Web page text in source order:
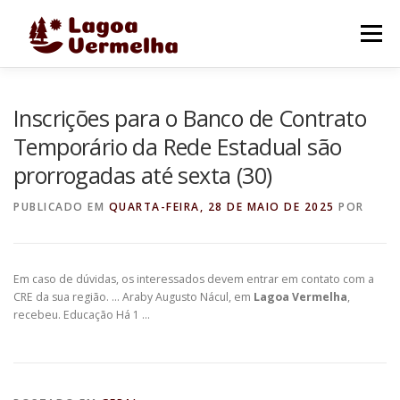
Menu
FALE CONOSCO
Inscrições para o Banco de Contrato
Temporário da Rede Estadual são
prorrogadas até sexta (30)
PUBLICADO EM QUARTA-FEIRA, 28 DE MAIO DE 2025 POR
Em caso de dúvidas, os interessados devem entrar em contato com a
CRE da sua região. … Araby Augusto Nácul, em Lagoa Vermelha,
recebeu. Educação Há 1 …